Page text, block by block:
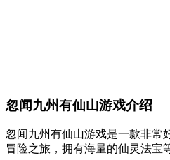
忽闻九州有仙山游戏介绍
忽闻九州有仙山游戏是一款非常
冒险之旅，拥有海量的仙灵法宝